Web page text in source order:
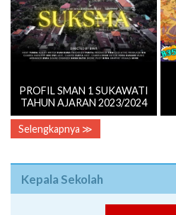
PROFIL SMAN 1 SUKAWATI
TAHUN AJARAN 2023/2024
Selengkapnya ≫
Kepala Sekolah